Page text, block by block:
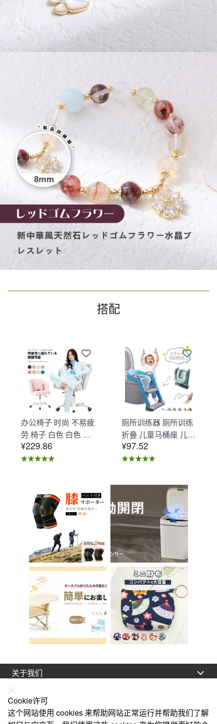
搭配
办公椅子 时尚 不易疲
劳 椅子 白色 白色 办
公椅子 不易疲劳 学习
椅 北欧 儿童 椅子 学
椅子 在家办公 Asher
Brilliant C-56
¥229.86
厕所训练器 厕所训练
折叠 儿童马桶座 儿童
马桶辅助 收纳式马桶
座 小孩马桶座 儿童厕
女孩 儿童 孩子 儿童
马桶训练 免邮 踏步器
厕所
¥97.52
关于我们
法律声明
帮助
Cookie许可
这个网站使用 cookies 来帮助网站正常运行并帮助我们了解